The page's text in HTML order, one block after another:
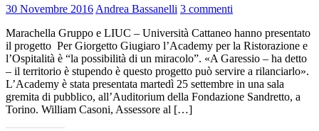
30 Novembre 2016 Andrea Bassanelli 3 commenti
Marachella Gruppo e LIUC – Università Cattaneo hanno presentato
il progetto Per Giorgetto Giugiaro l’Academy per la Ristorazione e
l’Ospitalità è “la possibilità di un miracolo”. «A Garessio – ha detto
– il territorio è stupendo è questo progetto può servire a rilanciarlo».
L’Academy è stata presentata martedì 25 settembre in una sala
gremita di pubblico, all’Auditorium della Fondazione Sandretto, a
Torino. William Casoni, Assessore al […]